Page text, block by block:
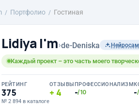
Портфолио Гостиная
Lidiya I'm›de-Deniska
Каждый проект – это часть моего
РЕЙТИНГ
375
№ 2 894 в каталоге
ОТЗЫВЫ
4
ПРОФЕССИОНАЛИЗМ
-/10 -